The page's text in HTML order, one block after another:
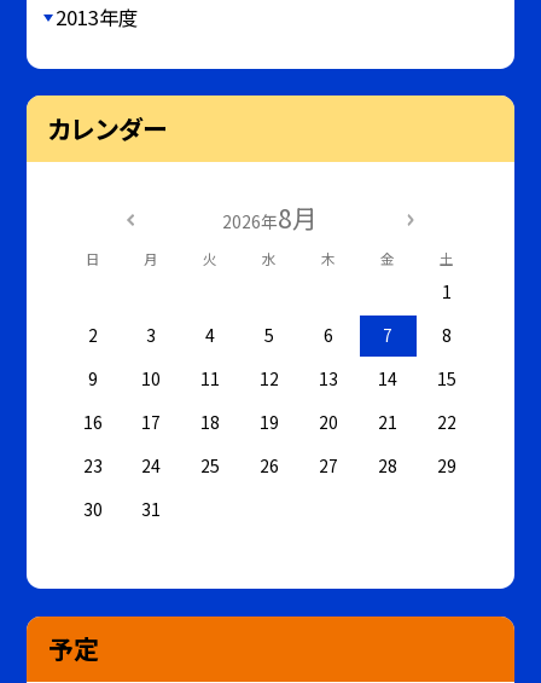
2013年度
カレンダー
2026年8月
日 月 火 水 木 金 土
1
2
3 4 5 6 7
8
9
10 11 12 13 14
15
16
17 18 19 20 21
22
23
24 25 26 27 28
29
30
31
予定